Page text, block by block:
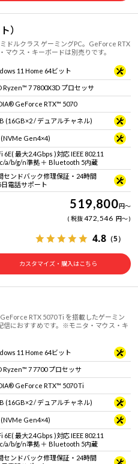
）
ドルクラス ゲーミングPC。GeForce RTX
マウス・キーボードは別売りです。
11 Home 64ビット
Ryzen™ 7 7800X3D プロセッサ
GeForce RTX™ 5070
(16GB×2 / デュアルチャネル)
(NVMe Gen4×4)
6E( 最大2.4Gbps )対応 IEEE 802.11
a/b/g/n準拠 ＋ Bluetooth 5内蔵
センドバック修理保証・24時間
日電話サポート
519,800円～
税抜472,546 円～
4.8 （5）
カスタマイズ・購入はこちら
RTX 5070 Ti を搭載したゲーミン
信におすすめです。※モニタ・マウス・キ
11 Home 64ビット
Ryzen™ 7 7700 プロセッサ
GeForce RTX™ 5070 Ti
(16GB×2 / デュアルチャネル)
(NVMe Gen4×4)
6E( 最大2.4Gbps )対応 IEEE 802.11
a/b/g/n準拠 ＋ Bluetooth 5内蔵
センドバック修理保証・24時間